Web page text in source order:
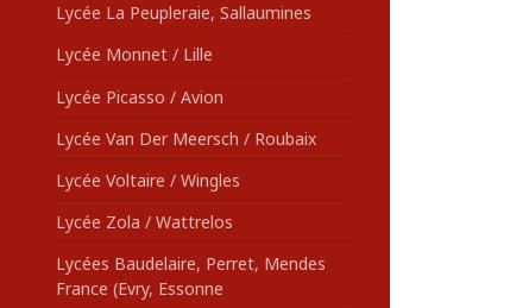
Lycée La Peupleraie, Sallaumines
Lycée Monnet / Lille
Lycée Picasso / Avion
Lycée Van Der Meersch / Roubaix
Lycée Voltaire / Wingles
Lycée Zola / Wattrelos
Lycées Baudelaire, Perret, Mendes
France (Evry, Essonne